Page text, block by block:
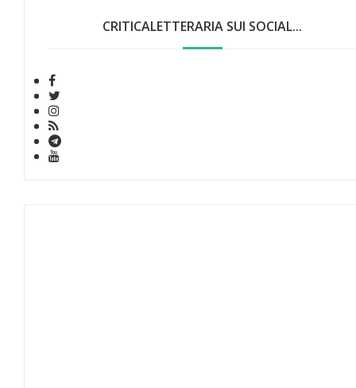
CRITICALETTERARIA SUI SOCIAL...